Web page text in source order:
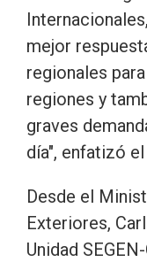
mejor
regionales
regiones y
graves
día", enfatizó
Desde el
Exteriores,
Unidad